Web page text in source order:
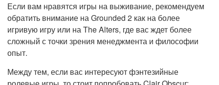
Если вам нравятся игры на выживание, рекомендуем
обратить внимание на Grounded 2 как на более
игривую игру или на The Alters, где вас ждет более
сложный с точки зрения менеджмента и философии
опыт.
Между тем, если вас интересуют фэнтезийные